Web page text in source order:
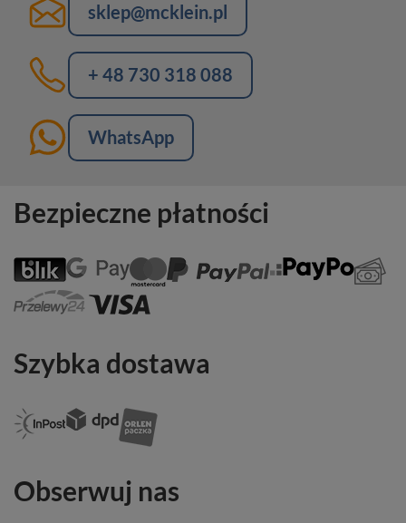
sklep@mcklein.pl
+ 48 730 318 088
WhatsApp
Bezpieczne płatności
Szybka dostawa
Obserwuj nas